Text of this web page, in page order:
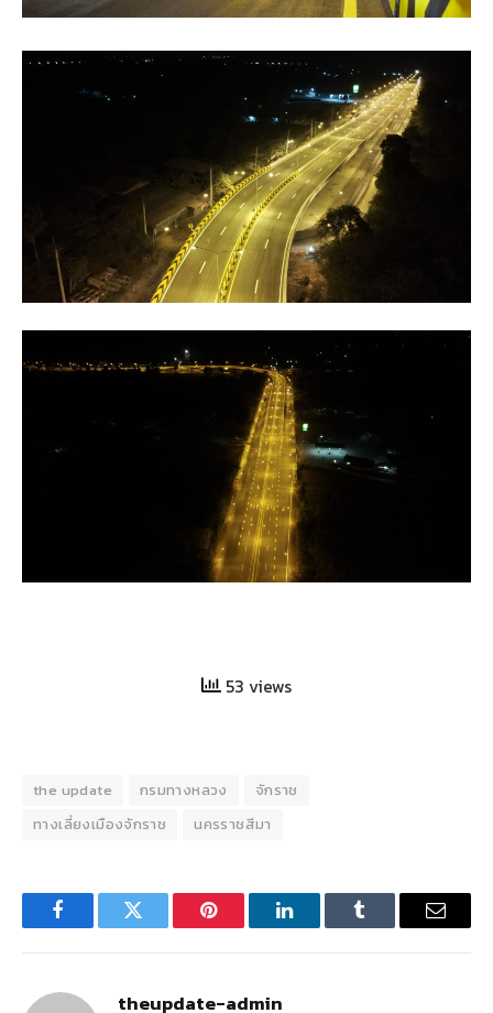
53 views
the update กรมทางหลวง
จักราช
ทางเลี่ยงเมืองจักราช
นครราชสีมา
FacebookTwitter Pinterest LinkedInTumblr Email
theupdate-admin